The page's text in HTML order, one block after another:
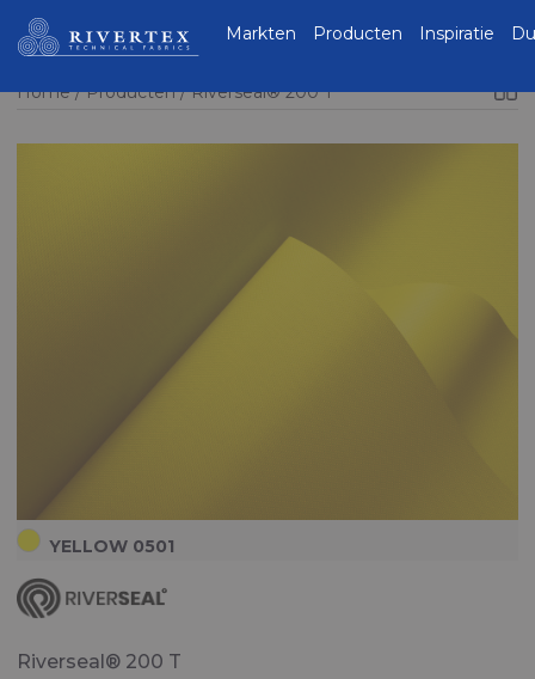
Home Producten Riverseal® 200 T
YELLOW 0501
Riverseal® 200 T
Rivertex Technical
Fabrics Group
Markten Producten Inspiratie